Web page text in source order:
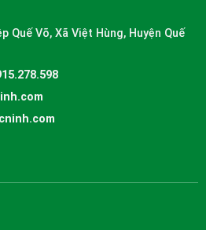
Quế Võ, Xã Việt Hùng, Huyện Quế